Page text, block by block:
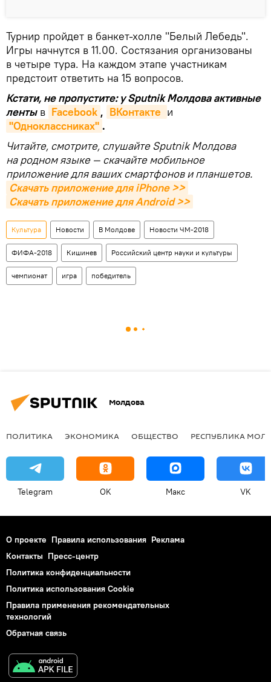
Турнир пройдет в банкет-холле "Белый Лебедь".
Игры начнутся в 11.00. Состязания организованы
в четыре тура. На каждом этапе участникам
предстоит ответить на 15 вопросов.
Кстати, не пропустите: у Sputnik Молдова активные
ленты в Facebook , ВКонтакте и
"Одноклассниках" .
Читайте, смотрите, слушайте Sputnik Молдова
на родном языке — скачайте мобильное
приложение для ваших смартфонов и планшетов.
Скачать приложение для iPhone >>
Скачать приложение для Android >>
Культура Новости В Молдове Новости ЧМ-2018
ФИФА-2018 Кишинев Российский центр науки и культуры
чемпионат игра победитель
Молдова
ПОЛИТИКА ЭКОНОМИКА ОБЩЕСТВО РЕСПУБЛИКА
Telegram OK Макс VK
О проекте Правила использования Реклама
Контакты Пресс-центр
Политика конфиденциальности
Политика использования Cookie
Правила применения рекомендательных
технологий
Обратная связь